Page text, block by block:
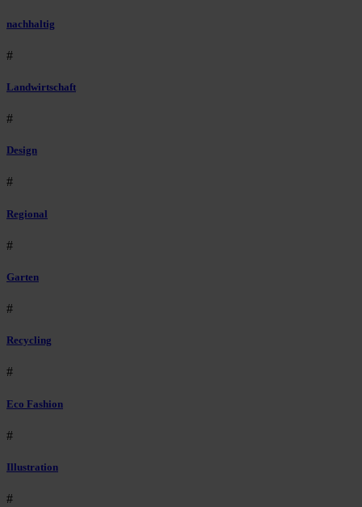
nachhaltig
#
Landwirtschaft
#
Design
#
Regional
#
Garten
#
Recycling
#
Eco Fashion
#
Illustration
#